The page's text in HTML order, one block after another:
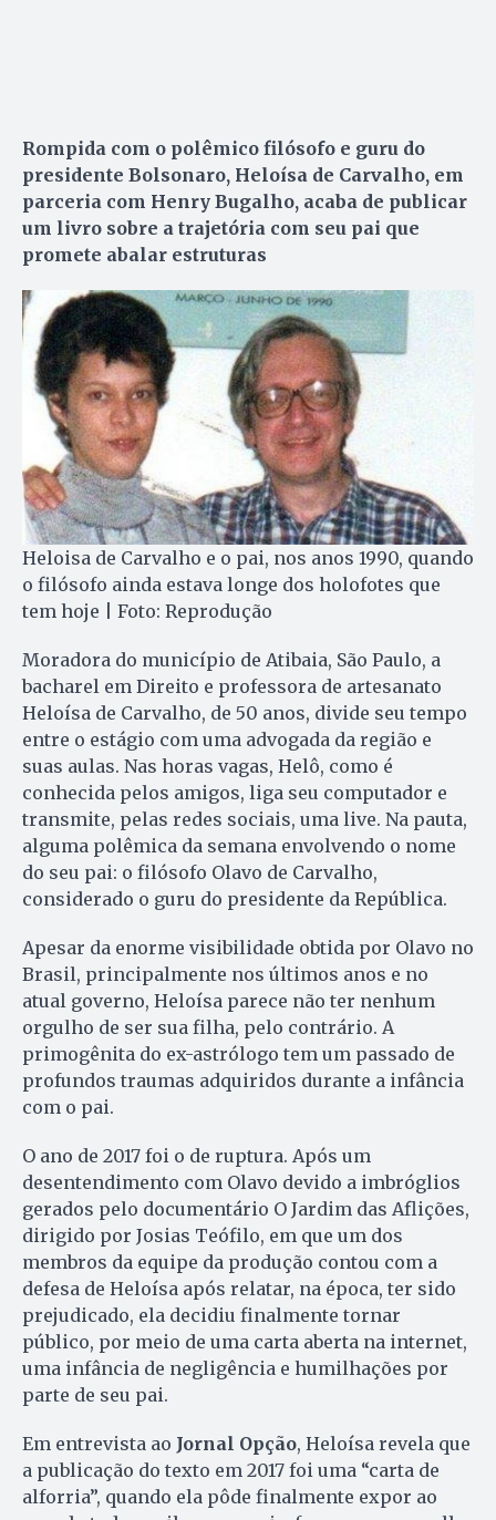
Rompida com o polêmico filósofo e guru do
presidente Bolsonaro, Heloísa de Carvalho, em
parceria com Henry Bugalho, acaba de publicar
um livro sobre a trajetória com seu pai que
promete abalar estruturas
Heloisa de Carvalho e o pai, nos anos 1990, quando
o filósofo ainda estava longe dos holofotes que
tem hoje | Foto: Reprodução
Moradora do município de Atibaia, São Paulo, a
bacharel em Direito e professora de artesanato
Heloísa de Carvalho, de 50 anos, divide seu tempo
entre o estágio com uma advogada da região e
suas aulas. Nas horas vagas, Helô, como é
conhecida pelos amigos, liga seu computador e
transmite, pelas redes sociais, uma live. Na pauta,
alguma polêmica da semana envolvendo o nome
do seu pai: o filósofo Olavo de Carvalho,
considerado o guru do presidente da República.
Apesar da enorme visibilidade obtida por Olavo no
Brasil, principalmente nos últimos anos e no
atual governo, Heloísa parece não ter nenhum
orgulho de ser sua filha, pelo contrário. A
primogênita do ex-astrólogo tem um passado de
profundos traumas adquiridos durante a infância
com o pai.
O ano de 2017 foi o de ruptura. Após um
desentendimento com Olavo devido a imbróglios
gerados pelo documentário O Jardim das Aflições,
dirigido por Josias Teófilo, em que um dos
membros da equipe da produção contou com a
defesa de Heloísa após relatar, na época, ter sido
prejudicado, ela decidiu finalmente tornar
público, por meio de uma carta aberta na internet,
uma infância de negligência e humilhações por
parte de seu pai.
Em entrevista ao Jornal Opção, Heloísa revela que
a publicação do texto em 2017 foi uma “carta de
alforria”, quando ela pôde finalmente expor ao